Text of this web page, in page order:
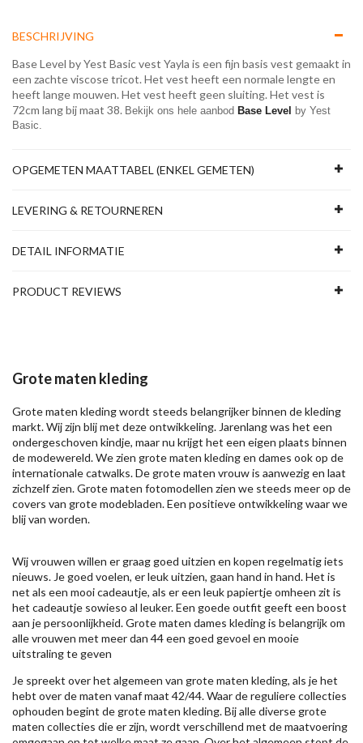
BESCHRIJVING
Base Level by Yest Basic vest Yayla is een fijn basis vest gemaakt in
een zachte viscose tricot. Het vest heeft een normale lengte en
heeft lange mouwen. Het vest heeft geen sluiting. Het vest is
72cm lang bij maat 38. Bekijk ons hele aanbod Base Level
by Yest
Basic.
OPGEMETEN MAATTABEL (ENKEL GEMETEN)
LEVERING & RETOURNEREN
DETAIL INFORMATIE
PRODUCT REVIEWS
Grote maten kleding
Grote maten kleding wordt steeds belangrijker binnen de kleding
markt. Wij zijn blij met deze ontwikkeling. Jarenlang was het een
ondergeschoven kindje, maar nu krijgt het een eigen plaats binnen
de modewereld. We zien grote maten kleding en dames ook op de
internationale catwalks. De grote maten vrouw is aanwezig en laat
zichzelf zien. Grote maten fotomodellen zien we steeds meer op de
covers van grote modebladen. Een positieve ontwikkeling waar we
blij van worden.
Wij vrouwen willen er graag goed uitzien en kopen regelmatig iets
nieuws. Je goed voelen, er leuk uitzien, gaan hand in hand. Het is
net als een mooi cadeautje, als er een leuk papiertje omheen zit is
het cadeautje sowieso al leuker. Een goede outfit geeft een boost
aan je persoonlijkheid. Grote maten dames kleding is belangrijk om
alle vrouwen met meer dan 44 een goed gevoel en mooie
uitstraling te geven
Je spreekt over het algemeen van grote maten kleding, als je het
hebt over de maten vanaf maat 42/44. Waar de reguliere collecties
ophouden begint de grote maten kleding. Bij alle diverse grote
maten collecties die er zijn, wordt verschillend met de maatvoering